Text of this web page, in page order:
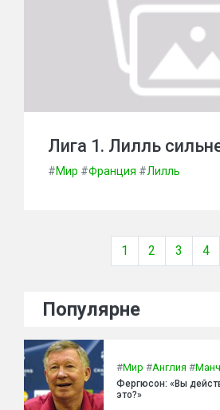
Лига 1. Лилль
#Мир #Франция #Лилль
1 2 3 4
Популярне
#Мир #Англия #
Фергюсон: «Вы
это?»